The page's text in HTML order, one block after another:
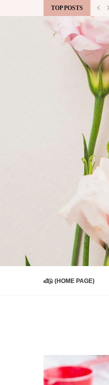
TOP POSTS
வீடு (HOME PAGE)